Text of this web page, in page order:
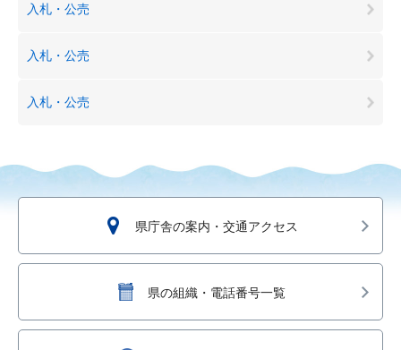
入札・公売
入札・公売
入札・公売
県庁舎の案内・交通アクセス
県の組織・電話番号一覧